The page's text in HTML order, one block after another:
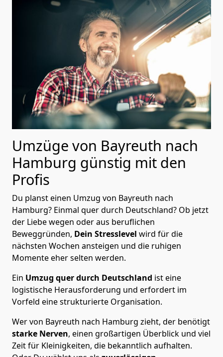
Umzüge von Bayreuth nach
Hamburg günstig mit den
Profis
Du planst einen Umzug von Bayreuth nach
Hamburg? Einmal quer durch Deutschland? Ob jetzt
der Liebe wegen oder aus beruflichen
Beweggründen, Dein Stresslevel wird für die
nächsten Wochen ansteigen und die ruhigen
Momente eher selten werden.
Ein Umzug quer durch Deutschland ist eine
logistische Herausforderung und erfordert im
Vorfeld eine strukturierte Organisation.
Wer von Bayreuth nach Hamburg zieht, der benötigt
starke Nerven, einen großartigen Überblick und viel
Zeit für Kleinigkeiten, die bekanntlich aufhalten.